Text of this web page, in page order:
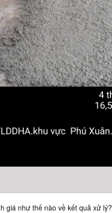
giá như thế nào về kết quả xử lý?